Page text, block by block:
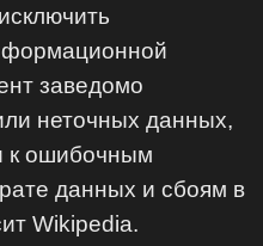
заведомо
неточных данных,
к ошибочным
данных и сбоям в
Wikipedia.